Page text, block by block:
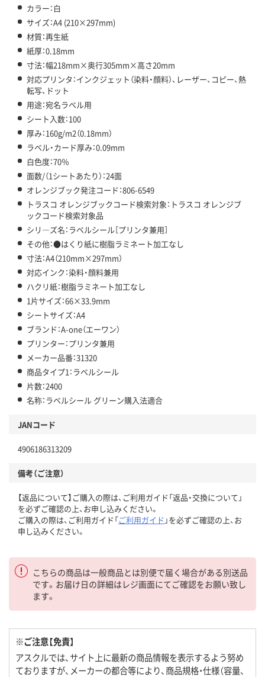
カラー：白
サイズ：A4 (210×297mm)
材質：再生紙
紙厚：0.18mm
寸法：幅218mm×奥行305mm×高さ20mm
対応プリンタ：インクジェット（染料・顔料）、レーザー、コピー、熱
転写、ドット
用途：宛名ラベル用
シート入数：100
厚み：160g/m2（0.18mm）
ラベル・カード厚み：0.09mm
白色度：70％
面数/（1シートあたり）：24面
オレンジブック発注コード：806-6549
トラスコ オレンジブックコード検索対象：トラスコ オレンジブ
ックコード検索対象品
シリ―ズ名：ラベルシール［プリンタ兼用］
その他：●はくり紙に樹脂ラミネート加工なし
寸法：A4（210mm×297mm）
対応インク：染料・顔料兼用
ハクリ紙：樹脂ラミネート加工なし
1片サイズ：66×33.9mm
シートサイズ：A4
ブランド：A-one（エーワン）
プリンター：プリンタ兼用
メーカー品番：31320
商品タイプ1：ラベルシール
片数：2400
名称：ラベルシール グリーン購入法適合
JANコード
4906186313209
備考（ご注意）
【返品について】ご購入の際は、ご利用ガイド「返品・交換について」
を必ずご確認の上、お申し込みください。
ご購入の際は、ご利用ガイド「ご利用ガイド 」を必ずご確認の上、お
申し込みください。
こちらの商品は一般商品とは別便で届く場合がある別送品
です。お届け日の詳細はレジ画面にてご確認をお願い致し
ます。
※ご注意【免責】
アスクルでは、サイト上に最新の商品情報を表示するよう努め
ておりますが、メーカーの都合等により、商品規格・仕様（容量、